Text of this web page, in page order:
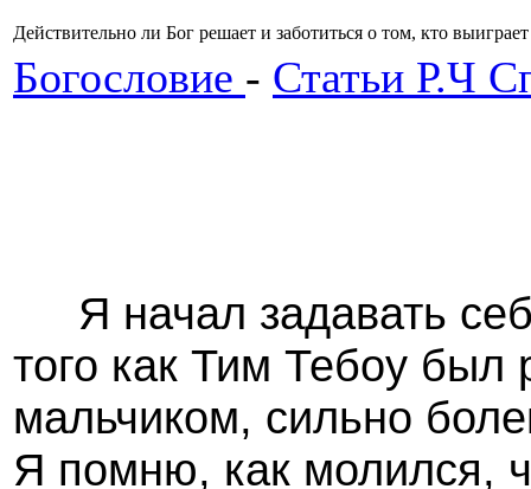
Действительно ли Бог решает и заботиться о том, кто
Богословие - Статьи Р.Ч
Я начал задавать
того как Тим Тебоу
мальчиком, сильно
Я помню, как молился,